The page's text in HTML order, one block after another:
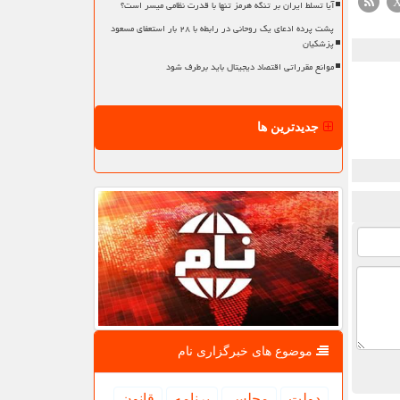
آیا تسلط ایران بر تنگه هرمز تنها با قدرت نظامی میسر است؟
پشت پرده ادعای یک روحانی در رابطه با ۲۸ بار استعفای مسعود
پزشکیان
موانع مقرراتی اقتصاد دیجیتال باید برطرف شود
جدیدترین ها
موضوع های خبرگزاری نام